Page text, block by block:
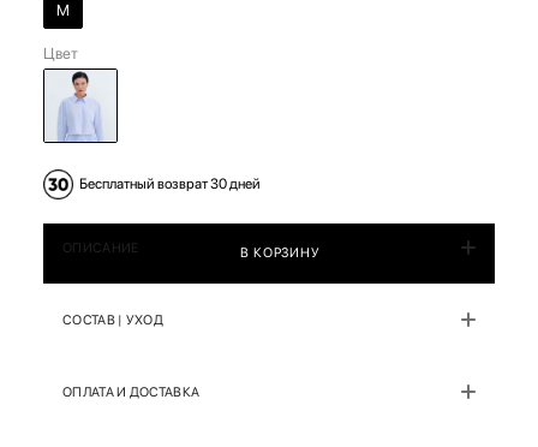
M
Цвет
Бесплатный возврат 30 дней
В КОРЗИНУ
ОПИСАНИЕ
СОСТАВ | УХОД
ОПЛАТА И ДОСТАВКА